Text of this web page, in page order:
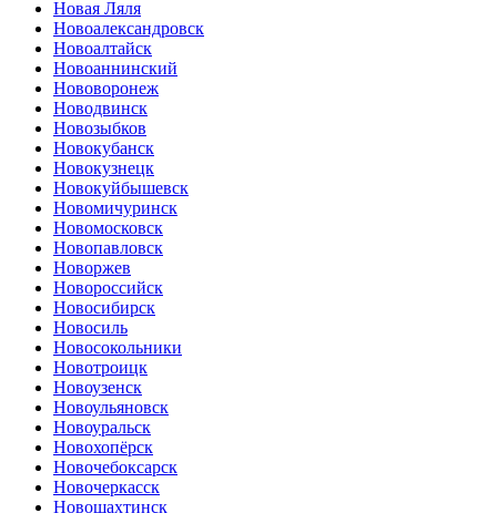
Новая Ляля
Новоалександровск
Новоалтайск
Новоаннинский
Нововоронеж
Новодвинск
Новозыбков
Новокубанск
Новокузнецк
Новокуйбышевск
Новомичуринск
Новомосковск
Новопавловск
Новоржев
Новороссийск
Новосибирск
Новосиль
Новосокольники
Новотроицк
Новоузенск
Новоульяновск
Новоуральск
Новохопёрск
Новочебоксарск
Новочеркасск
Новошахтинск